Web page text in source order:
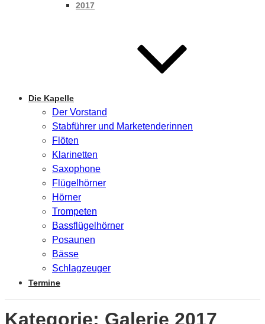
2017
Die Kapelle
Der Vorstand
Stabführer und Marketenderinnen
Flöten
Klarinetten
Saxophone
Flügelhörner
Hörner
Trompeten
Bassflügelhörner
Posaunen
Bässe
Schlagzeuger
Termine
Kategorie: Galerie 2017